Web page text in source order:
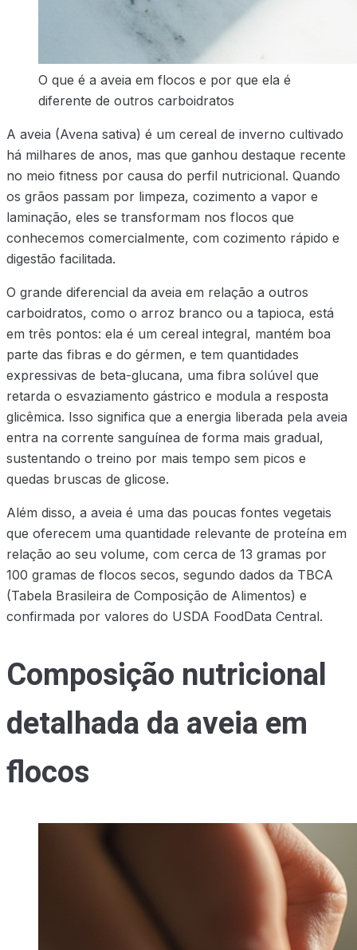
O que é a aveia em flocos e por que ela é
diferente de outros carboidratos
A aveia (Avena sativa) é um cereal de inverno cultivado
há milhares de anos, mas que ganhou destaque recente
no meio fitness por causa do perfil nutricional. Quando
os grãos passam por limpeza, cozimento a vapor e
laminação, eles se transformam nos flocos que
conhecemos comercialmente, com cozimento rápido e
digestão facilitada.
O grande diferencial da aveia em relação a outros
carboidratos, como o arroz branco ou a tapioca, está
em três pontos: ela é um cereal integral, mantém boa
parte das fibras e do gérmen, e tem quantidades
expressivas de beta-glucana, uma fibra solúvel que
retarda o esvaziamento gástrico e modula a resposta
glicêmica. Isso significa que a energia liberada pela aveia
entra na corrente sanguínea de forma mais gradual,
sustentando o treino por mais tempo sem picos e
quedas bruscas de glicose.
Além disso, a aveia é uma das poucas fontes vegetais
que oferecem uma quantidade relevante de proteína em
relação ao seu volume, com cerca de 13 gramas por
100 gramas de flocos secos, segundo dados da TBCA
(Tabela Brasileira de Composição de Alimentos) e
confirmada por valores do USDA FoodData Central.
Composição nutricional
detalhada da aveia em
flocos